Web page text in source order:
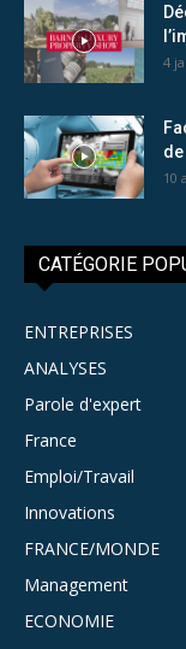
4
10
CATÉGORIE
ENTREPRISES
ANALYSES
Parole d'expert
France
Emploi/Travail
Innovations
FRANCE/MONDE
Management
ECONOMIE